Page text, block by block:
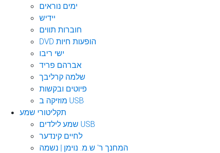
ימים נוראים
יידיש
חוברות תווים
DVD הופעות חיות
ישי ריבו
אברהם פריד
שלמה קרליבך
פיוטים ובקשות
מוזיקה ב USB
תקליטורי שמע
שמע לילדים USB
לחיים קינדער
המחנך ר' ש.מ. נוימן | נשמה